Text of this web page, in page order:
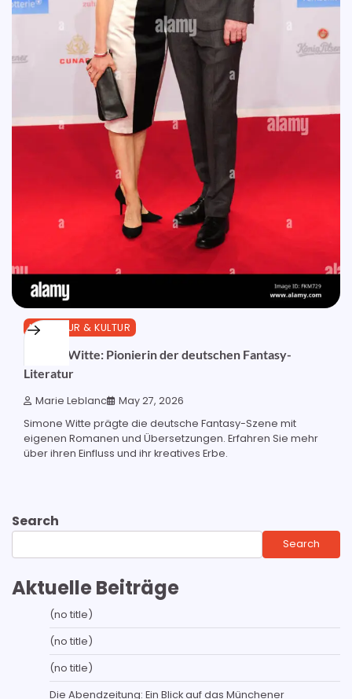
LITERATUR & KULTUR
Simone Witte: Pionierin der deutschen Fantasy-
Literatur
Marie Leblanc May 27, 2026
Simone Witte prägte die deutsche Fantasy-Szene mit
eigenen Romanen und Übersetzungen. Erfahren Sie mehr
über ihren Einfluss und ihr kreatives Erbe.
Search
Search
Aktuelle Beiträge
(no title)
(no title)
(no title)
Die Abendzeitung: Ein Blick auf das Münchener